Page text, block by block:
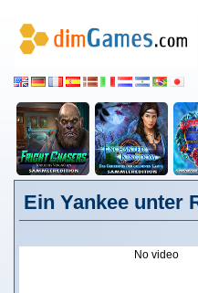
Ein Yankee unter
No video